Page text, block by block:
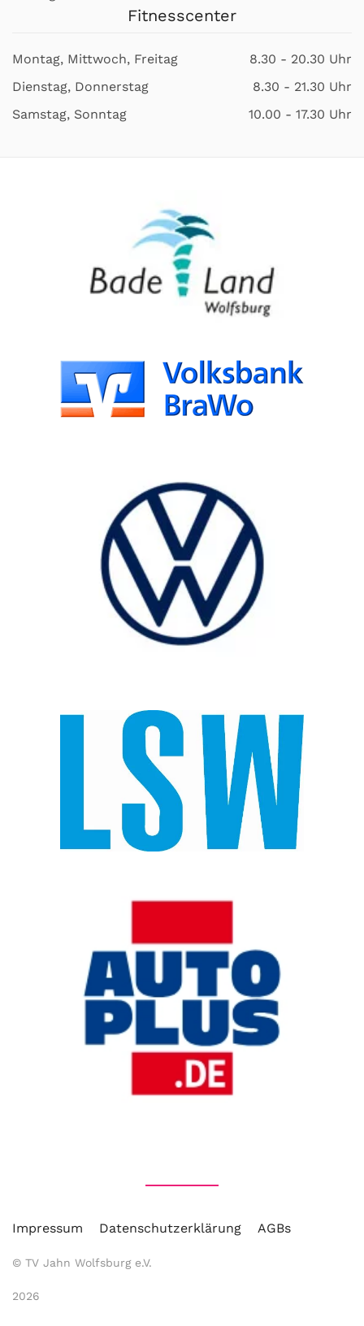
Fitnesscenter
Montag, Mittwoch, Freitag
8.30 - 20.30 Uhr
Dienstag, Donnerstag
8.30 - 21.30 Uhr
Samstag, Sonntag
10.00 - 17.30 Uhr
Impressum Datenschutzerklärung AGBs
© TV Jahn Wolfsburg e.V.
2026